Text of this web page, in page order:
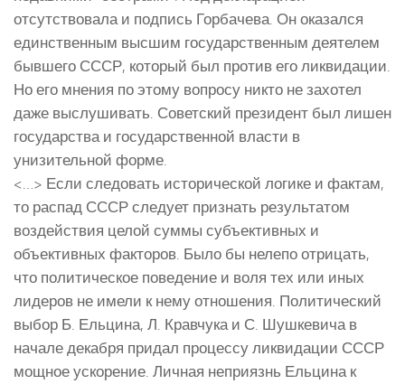
отсутствовала и подпись Горбачева. Он оказался
единственным высшим государственным деятелем
бывшего СССР, который был против его ликвидации.
Но его мнения по этому вопросу никто не захотел
даже выслушивать. Советский президент был лишен
государства и государственной власти в
унизительной форме.
<…> Если следовать исторической логике и фактам,
то распад СССР следует признать результатом
воздействия целой суммы субъективных и
объективных факторов. Было бы нелепо отрицать,
что политическое поведение и воля тех или иных
лидеров не имели к нему отношения. Политический
выбор Б. Ельцина, Л. Кравчука и С. Шушкевича в
начале декабря придал процессу ликвидации СССР
мощное ускорение. Личная неприязнь Ельцина к